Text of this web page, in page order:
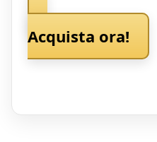
Acquista ora!